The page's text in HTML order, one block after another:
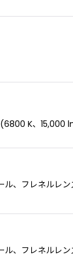
(6800 K、15,000
ル、フレネルレ
ル、フレネルレ